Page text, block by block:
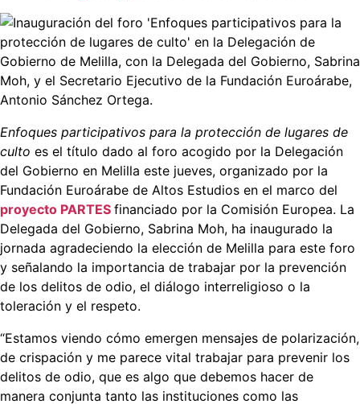
Enfoques participativos para la protección de lugares de
culto es el título dado al foro acogido por la Delegación
del Gobierno en Melilla este jueves, organizado por la
Fundación Euroárabe de Altos Estudios en el marco del
proyecto PARTES financiado por la Comisión Europea. La
Delegada del Gobierno, Sabrina Moh, ha inaugurado la
jornada agradeciendo la elección de Melilla para este foro
y señalando la importancia de trabajar por la prevención
de los delitos de odio, el diálogo interreligioso o la
toleración y el respeto.
“Estamos viendo cómo emergen mensajes de polarización,
de crispación y me parece vital trabajar para prevenir los
delitos de odio, que es algo que debemos hacer de
manera conjunta tanto las instituciones como las